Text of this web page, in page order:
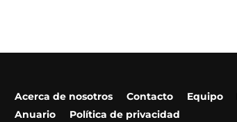
Acerca de nosotros Contacto Equipo
Anuario
Política de privacidad